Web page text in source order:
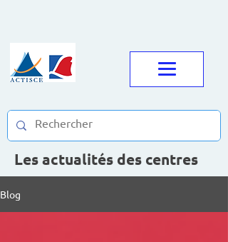
Les actualités des centres
Blog